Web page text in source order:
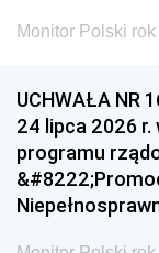
Monitor Polski
UCHWAŁA NR
24 lipca 2026
programu